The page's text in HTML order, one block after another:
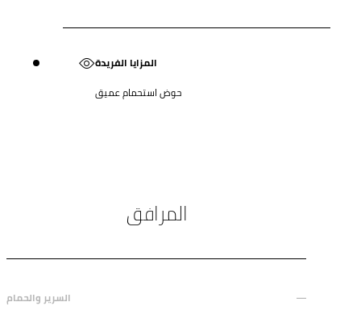
المزايا الفريدة
حوض استحمام عميق
المرافق
السرير والحمام